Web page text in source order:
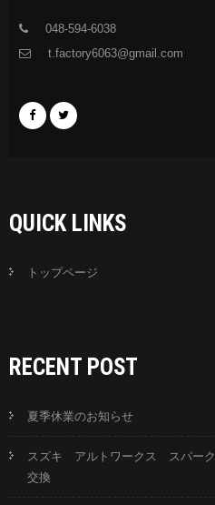
048-594-6038
t.factory6063@gmail.com
QUICK LINKS
トップページ
RECENT POST
夏季休業のお知らせ
スズキ アルトワークス スパーク
交換